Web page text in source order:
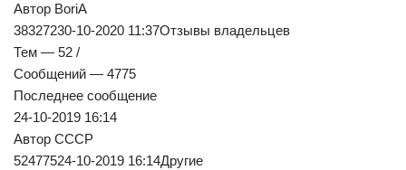
Автор BoriA
38327230-10-2020 11:37Отзывы владельцев
Тем — 52 /
Сообщений — 4775
Последнее сообщение
24-10-2019 16:14
Автор СССР
52477524-10-2019 16:14Другие